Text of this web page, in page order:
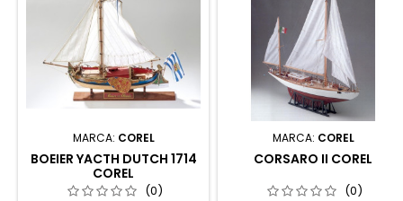
MARCA: COREL
BOEIER YACTH DUTCH 1714
COREL
(0)
MARCA: COREL
CORSARO II COREL
(0)